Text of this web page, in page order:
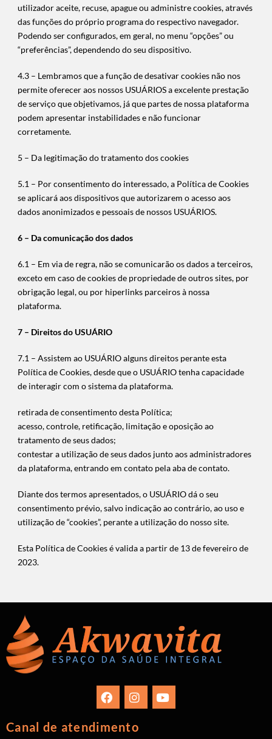
utilizador aceite, recuse, apague ou administre cookies, através
das funções do próprio programa do respectivo navegador.
Podendo ser configurados, em geral, no menu “opções” ou
“preferências”, dependendo do seu dispositivo.
4.3 – Lembramos que a função de desativar cookies não nos
permite oferecer aos nossos USUÁRIOS a excelente prestação
de serviço que objetivamos, já que partes de nossa plataforma
podem apresentar instabilidades e não funcionar
corretamente.
5 – Da legitimação do tratamento dos cookies
5.1 – Por consentimento do interessado, a Política de Cookies
se aplicará aos dispositivos que autorizarem o acesso aos
dados anonimizados e pessoais de nossos USUÁRIOS.
6 – Da comunicação dos dados
6.1 – Em via de regra, não se comunicarão os dados a terceiros,
exceto em caso de cookies de propriedade de outros sites, por
obrigação legal, ou por hiperlinks parceiros à nossa
plataforma.
7 – Direitos do USUÁRIO
7.1 – Assistem ao USUÁRIO alguns direitos perante esta
Política de Cookies, desde que o USUÁRIO tenha capacidade
de interagir com o sistema da plataforma.
retirada de consentimento desta Política;
acesso, controle, retificação, limitação e oposição ao
tratamento de seus dados;
contestar a utilização de seus dados junto aos administradores
da plataforma, entrando em contato pela aba de contato.
Diante dos termos apresentados, o USUÁRIO dá o seu
consentimento prévio, salvo indicação ao contrário, ao uso e
utilização de “cookies”, perante a utilização do nosso site.
Esta Política de Cookies é valida a partir de 13 de fevereiro de
2023.
Canal de atendimento